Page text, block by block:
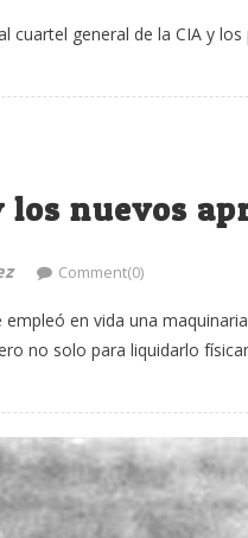
cuartel general de la CIA y
los nuevos
Comment(0)
en vida una
no solo para liquidarlo